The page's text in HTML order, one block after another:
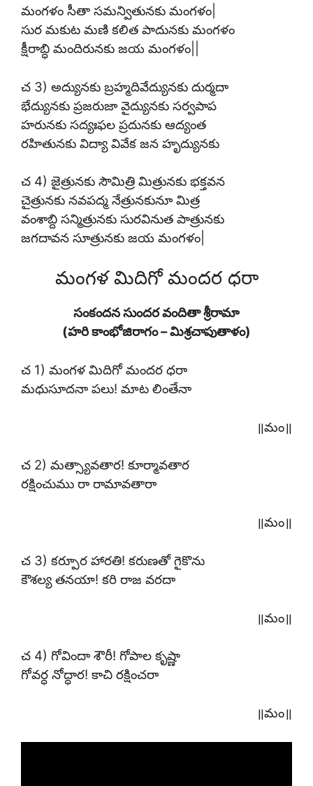
మంగళం సీతా సమన్వితునకు మంగళం|
సుర మకుట మణి కలిత పాదునకు మంగళం
క్షీరాబ్ధి మందిరునకు జయ మంగళం||
చ 3) అద్యునకు బ్రహ్మదివేద్యునకు దుర్మదా
భేద్యునకు ప్రజరుజా వైద్యునకు సర్వపాప
హరునకు సద్యఃఫల ప్రదునకు ఆద్యంత
రహితునకు విద్యా వివేక జన హృద్యునకు
చ 4) జైత్రునకు సౌమిత్రి మిత్రునకు భక్తవన
చైత్రునకు నవపద్మ నేత్రునకునూ మిత్ర
వంశాబ్ది సన్మిత్రునకు సురవినుత పాత్రునకు
జగదావన సూత్రునకు జయ మంగళం|
మంగళ మిదిగో మందర ధరా
సంకందన సుందర వందితా శ్రీరామా
(హరి కాంభోజిరాగం – మిశ్రచాపుతాళం)
చ 1) మంగళ మిదిగో మందర ధరా
మధుసూదనా పలు! మాట లింతేనా
॥మం॥
చ 2) మత్స్యావతార! కూర్మావతార
రక్షించుము రా రామావతారా
॥మం॥
చ 3) కర్పూర హారతి! కరుణతో గైకొను
కౌశల్య తనయా! కరి రాజ వరదా
॥మం॥
చ 4) గోవిందా శౌరీ! గోపాల కృష్ణా
గోవర్ధ నోద్ధార! కాచి రక్షించరా
॥మం॥